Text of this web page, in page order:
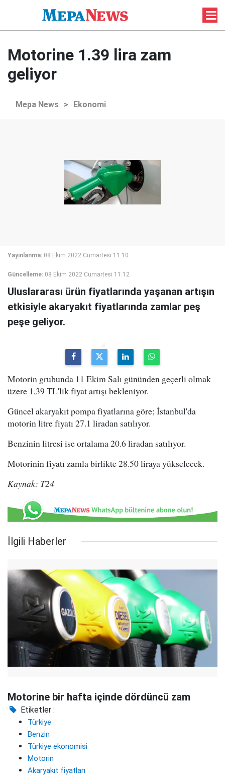
Motorine 1.39 lira zam
geliyor
Mepa News > Ekonomi
Yayınlanma: 08 Ekim 2022 Cumartesi 11:10
Güncelleme: 08 Ekim 2022 Cumartesi 11:12
Uluslararası ürün fiyatlarında yaşanan artışın
etkisiyle akaryakıt fiyatlarında zamlar peş
peşe geliyor.
Motorin grubunda 11 Ekim Salı gününden geçerli olmak
üzere 1,39 TL'lik fiyat artışı bekleniyor.
Güncel akaryakıt pompa fiyatlarına göre; İstanbul'da
motorin litre fiyatı 27.1 liradan satılıyor.
Benzinin litresi ise ortalama 20.6 liradan satılıyor.
Motorinin fiyatı zamla birlikte 28.50 liraya yükselecek.
Kaynak: T24
İlgili Haberler
Motorine bir hafta içinde dördüncü zam
Etiketler :
Türkiye
Benzin
Türkiye ekonomisi
Motorin
Akaryakıt fiyatları